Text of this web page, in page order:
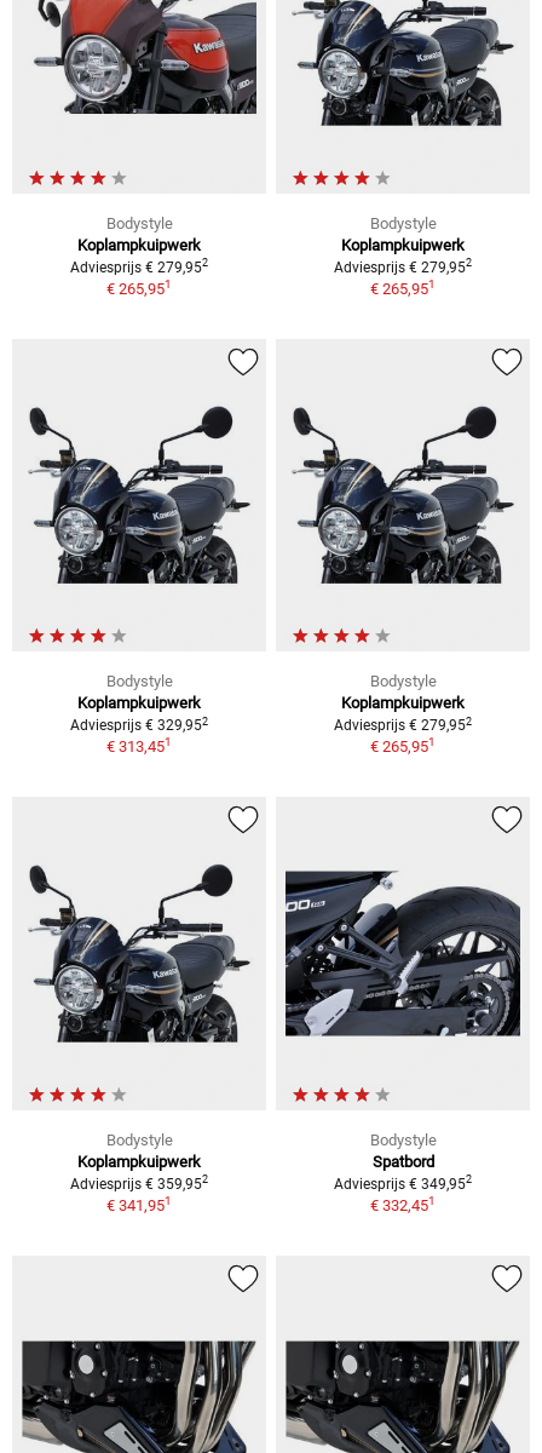
Bodystyle
Koplampkuipwerk
Adviesprijs € 279,952
€ 265,951
Bodystyle
Koplampkuipwerk
Adviesprijs € 279,952
€ 265,951
Bodystyle
Koplampkuipwerk
Adviesprijs € 329,952
€ 313,451
Bodystyle
Koplampkuipwerk
Adviesprijs € 279,952
€ 265,951
Bodystyle
Koplampkuipwerk
Adviesprijs € 359,952
€ 341,951
Bodystyle
Spatbord
Adviesprijs € 349,952
€ 332,451